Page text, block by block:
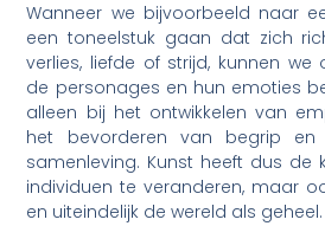
Wanneer we bijvoorbeeld naar
een toneelstuk gaan dat zich
verlies, liefde of strijd, kunnen
de personages en hun emoties
alleen bij het ontwikkelen van
het bevorderen van begrip
samenleving. Kunst heeft dus de
individuen te veranderen, maar
en uiteindelijk de wereld als geheel.